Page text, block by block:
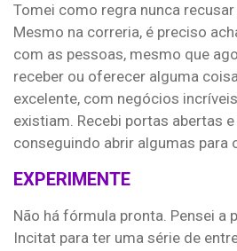
Tomei como regra nunca
Mesmo na correria, é preciso
com as pessoas, mesmo que
receber ou oferecer alguma
excelente, com negócios
existiam. Recebi portas abertas
conseguindo abrir algumas para
EXPERIMENTE
Não há fórmula pronta. Pensei a
Incitat para ter uma série de